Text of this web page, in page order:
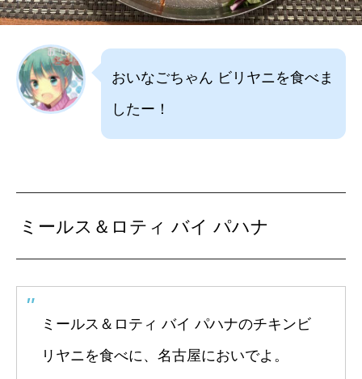
おいなごちゃん ビリヤニを食べま
したー！
ミールス＆ロティ バイ パハナ
ミールス＆ロティ バイ パハナのチキンビ
リヤニを食べに、名古屋においでよ。